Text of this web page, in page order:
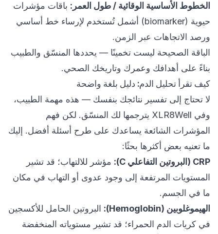
الخطوط الأساسية الوقائية / طول العمر: باقات مؤشرات
حيوية (biomarker) أشمل تُستخدم لإرساء خط أساسي
ورصد الاتجاهات عبر الزمن.
الباقة الصحيحة ليست تخمينًا — يحددها المنسّق والطبيب
بناءً على أهدافك وعمرك وتاريخك الصحي.
كيف تقرأ تحليل الدم: دليل بلغة واضحة
لا تحتاج إلى تفسير نتائجك بنفسك — هذه مهمة الطبيب،
وفي XLR8Well يترجمها لك المنسّق. لكن فهم
المؤشرات الشائعة يساعدك على طرح أسئلة أفضل. إليك
ما تعنيه بعض أكثرها بحثًا:
CRP (البروتين التفاعلي C):
مؤشر للالتهاب؛ قد تشير
المستويات المرتفعة إلى وجود عدوى أو التهاب في مكان
ما في الجسم.
الهيموغلوبين (Hemoglobin):
البروتين الحامل للأكسجين
في كريات الدم الحمراء؛ قد تشير مستوياته المنخفضة